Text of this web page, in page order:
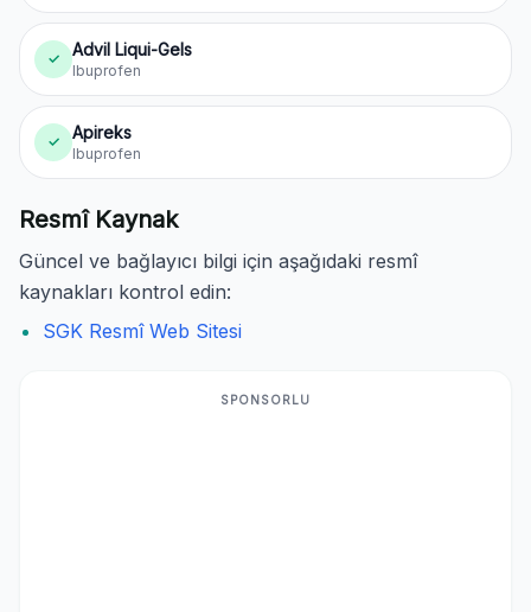
✓ Advil Liqui-Gels
Ibuprofen
✓ Apireks
Ibuprofen
Resmî Kaynak
Güncel ve bağlayıcı bilgi için aşağıdaki resmî
kaynakları kontrol edin:
SGK Resmî Web Sitesi
SPONSORLU